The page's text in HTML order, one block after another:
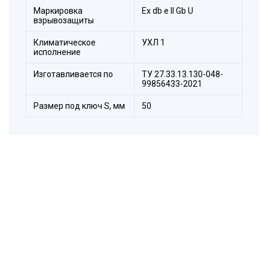
Маркировка
взрывозащиты
Ех db e II Gb U
Климатическое
исполнение
УХЛ 1
Изготавливается по
ТУ 27.33.13.130-048-
99856433-2021
Размер под ключ S, мм 50